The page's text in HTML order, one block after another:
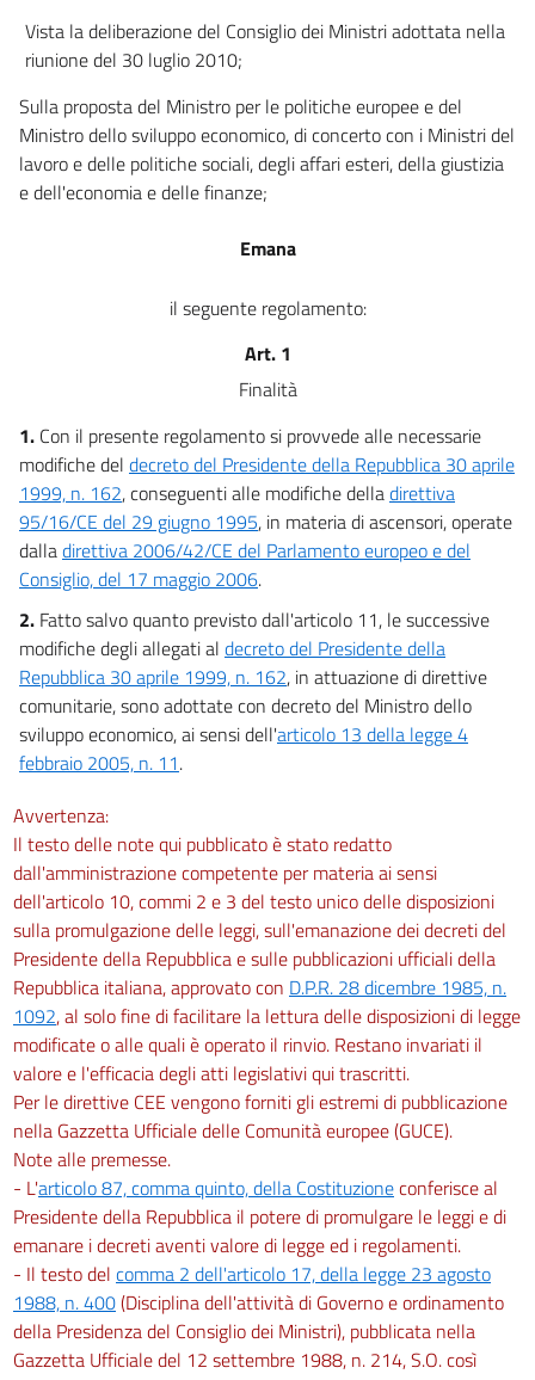
Vista la deliberazione del Consiglio dei Ministri adottata nella
riunione del 30 luglio 2010;
Sulla proposta del Ministro per le politiche europee e del
Ministro dello sviluppo economico, di concerto con i Ministri del
lavoro e delle politiche sociali, degli affari esteri, della giustizia
e dell'economia e delle finanze;
Emana
il seguente regolamento:
Art. 1
Finalità
1. Con il presente regolamento si provvede alle necessarie
modifiche del decreto del Presidente della Repubblica 30 aprile
1999, n. 162, conseguenti alle modifiche delladirettiva
95/16/CE del 29 giugno 1995, in materia di ascensori, operate
dalladirettiva 2006/42/CE del Parlamento europeo e del
Consiglio, del 17 maggio 2006.
2. Fatto salvo quanto previsto dall'articolo 11, le successive
modifiche degli allegati al decreto del Presidente della
Repubblica 30 aprile 1999, n. 162, in attuazione di direttive
comunitarie, sono adottate con decreto del Ministro dello
sviluppo economico, ai sensi dell'articolo 13 della legge 4
febbraio 2005, n. 11.
Avvertenza:
Il testo delle note qui pubblicato è stato redatto
dall'amministrazione competente per materia ai sensi
dell'articolo 10, commi 2 e 3 del testo unico delle disposizioni
sulla promulgazione delle leggi, sull'emanazione dei decreti del
Presidente della Repubblica e sulle pubblicazioni ufficiali della
Repubblica italiana, approvato con D.P.R. 28 dicembre 1985, n.
1092, al solo fine di facilitare la lettura delle disposizioni di legge
modificate o alle quali è operato il rinvio. Restano invariati il
valore e l'efficacia degli atti legislativi qui trascritti.
Per le direttive CEE vengono forniti gli estremi di pubblicazione
nella Gazzetta Ufficiale delle Comunità europee (GUCE).
Note alle premesse.
- L'articolo 87, comma quinto, della Costituzioneconferisce al
Presidente della Repubblica il potere di promulgare le leggi e di
emanare i decreti aventi valore di legge ed i regolamenti.
- Il testo del comma 2 dell'articolo 17, della legge 23 agosto
1988, n. 400(Disciplina dell'attività di Governo e ordinamento
della Presidenza del Consiglio dei Ministri), pubblicata nella
Gazzetta Ufficiale del 12 settembre 1988, n. 214, S.O. così